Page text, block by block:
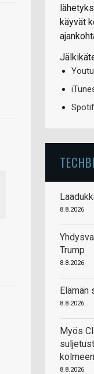
käyvät
8.8.2026
Trump
8.8.2026
Elämän
8.8.2026
Myös
8.8.2026